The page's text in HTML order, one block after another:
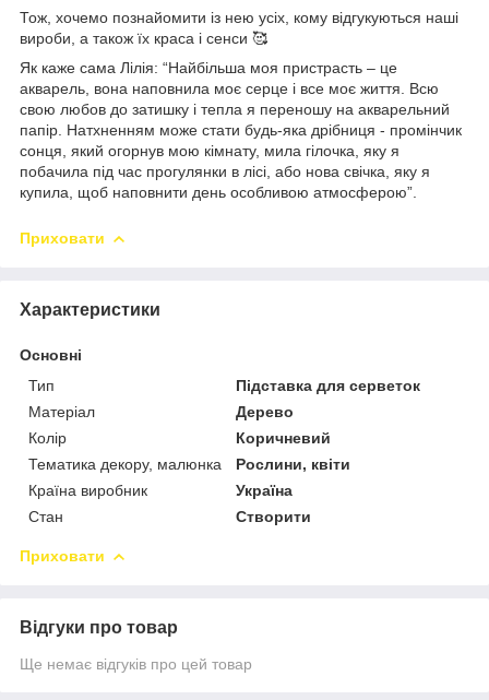
Тож, хочемо познайомити із нею усіх, кому відгукуються наші
вироби, а також їх краса і сенси 🥰
Як каже сама Лілія: “Найбільша моя пристрасть – це
акварель, вона наповнила моє серце і все моє життя. Всю
свою любов до затишку і тепла я переношу на акварельний
папір. Натхненням може стати будь-яка дрібниця - промінчик
сонця, який огорнув мою кімнату, мила гілочка, яку я
побачила під час прогулянки в лісі, або нова свічка, яку я
купила, щоб наповнити день особливою атмосферою”.
Приховати
Характеристики
Основні
Тип
Підставка для серветок
Матеріал
Дерево
Колір
Коричневий
Тематика декору, малюнка
Рослини, квіти
Країна виробник
Україна
Стан
Створити
Приховати
Відгуки про товар
Ще немає відгуків про цей товар